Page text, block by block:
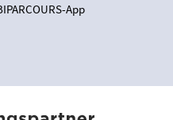
App